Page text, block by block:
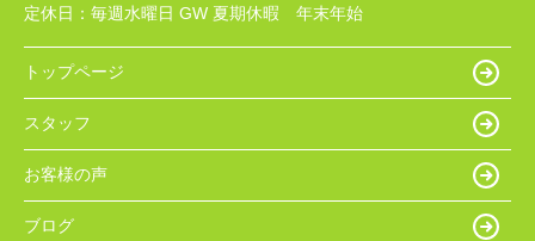
定休日： 毎週水曜日 GW 夏期休暇 年末年始
トップページ
スタッフ
お客様の声
ブログ